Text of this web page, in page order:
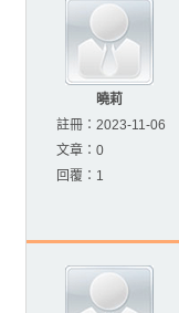
曉莉
註冊： 2023-11-06
文章： 0
回覆： 1